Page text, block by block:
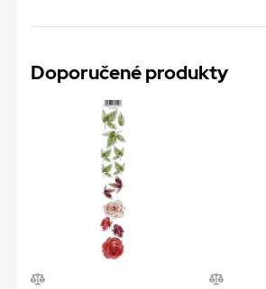
Doporučené produkty